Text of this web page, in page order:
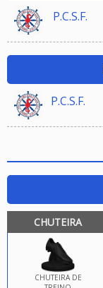
P.C.S.F.
P.C.S.F.
CHUTEIRA
CHUTEIRA DE